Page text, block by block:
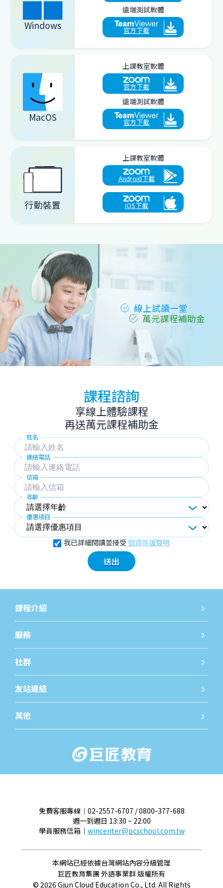
Windows
遠端測試軟體
官方下載
MacOS
上課教室軟體
官方下載
遠端測試軟體
官方下載
行動裝置
上課教室軟體
Android下載
iOS下載
線上試讀一堂
萬元課程補助金
課程諮詢
享線上體驗課程
再送萬元課程補助金
姓名
連絡電話
信箱
年齡
優惠項目
我已詳細閱讀並接受 個資保護聲明
送出
課程介紹
國小課程 國小
服務
線上發問 免費
社群
iWorld JR粉絲團
友站連結
巨匠教育 巨匠
其他
免費客服專線｜02-2557-6707 / 0800-377-688
週一到週日 13:30 ~ 22:00
學員服務信箱｜ wincenter@pcschool.com.tw
本網站已經依據台灣網站內容分級管理
巨匠教育集團 外語事業群 版權所有
© 2026 Gjun Cloud Education Co., Ltd. All Rights